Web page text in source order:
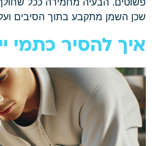
שכן השמן מתקבע בתוך הסיבים
איך להסיר כתמי